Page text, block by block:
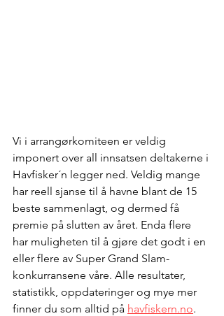
Vi i arrangørkomiteen er veldig
imponert over all innsatsen deltakerne i
Havfisker´n legger ned. Veldig mange
har reell sjanse til å havne blant de 15
beste sammenlagt, og dermed få
premie på slutten av året. Enda flere
har muligheten til å gjøre det godt i en
eller flere av Super Grand Slam-
konkurransene våre. Alle resultater,
statistikk, oppdateringer og mye mer
finner du som alltid på havfiskern.no.